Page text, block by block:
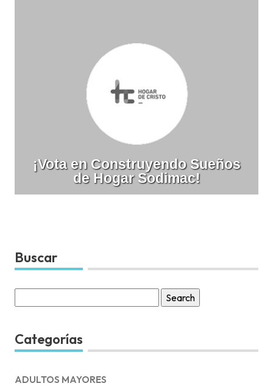
¡Vota en Construyendo Sueños
de Hogar Sodimac!
Buscar
for:
Categorías
ADULTOS MAYORES